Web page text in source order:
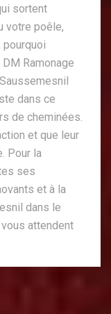
sortent
votre poêle,
pourquoi
Ramonage
dans ce
de cheminées.
et que leur
Pour la
ses
et à la
dans le
attendent